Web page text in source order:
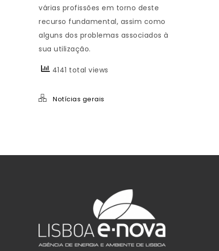
várias profissões em torno deste
recurso fundamental, assim como
alguns dos problemas associados à
sua utilização.
4141 total views
Notícias gerais